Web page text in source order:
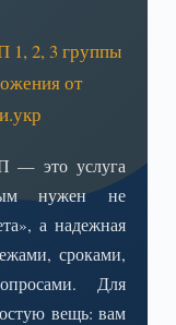
1, 2, 3 группы
от
— это услуга
нужен не
а надежная
сроками,
Для
вещь: вам